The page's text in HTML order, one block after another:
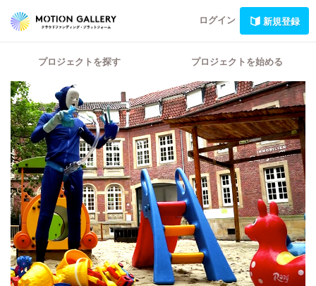
ログイン 新規登録
プロジェクトを探す プロジェクトを始める